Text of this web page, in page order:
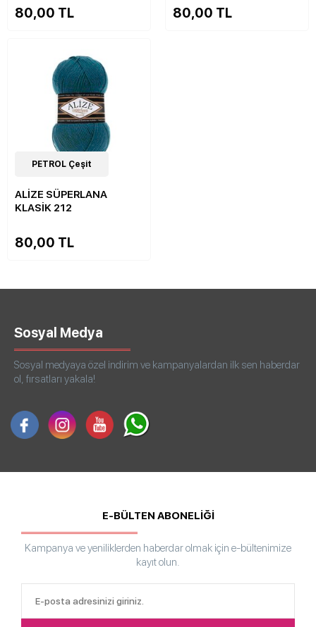
80,00 TL 80,00 TL
51Çeşit
PETROL Çeşit
ALİZE SÜPERLANA
KLASİK 212
80,00 TL
Sosyal Medya
Sosyal medyaya özel indirim ve kampanyalardan ilk sen haberdar
ol, fırsatları yakala!
E-BÜLTEN ABONELİĞİ
Kampanya ve yeniliklerden haberdar olmak için e-bültenimize
kayıt olun.